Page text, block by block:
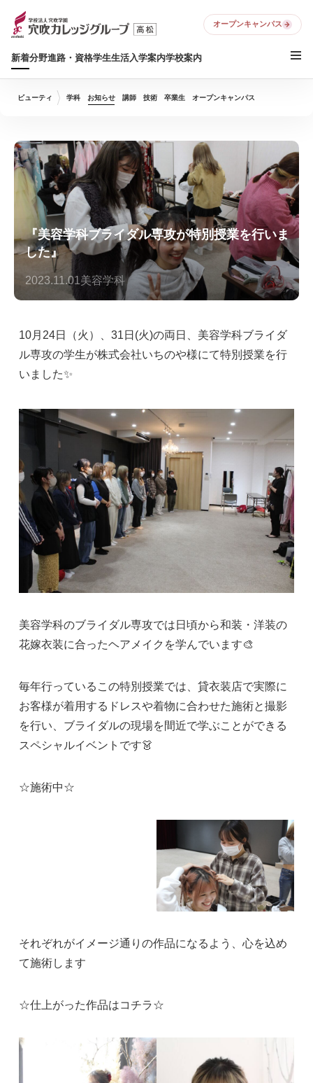
新着分野進路・資格学生生活入学案内学校案内
オープンキャンパス
ビューティ 学科 お知らせ 講師 技術 卒業生 オープンキャンパス
『美容学科ブライダル専攻が特別授業を行いま
した』
2023.11.01美容学科
10月24日（火）、31日(火)の両日、美容学科ブライダ
ル専攻の学生が株式会社いちのや様にて特別授業を行
いました✨
美容学科のブライダル専攻では日頃から和装・洋装の
花嫁衣装に合ったヘアメイクを学んでいます🎨
毎年行っているこの特別授業では、貸衣装店で実際に
お客様が着用するドレスや着物に合わせた施術と撮影
を行い、ブライダルの現場を間近で学ぶことができる
スペシャルイベントです👗
☆施術中☆
それぞれがイメージ通りの作品になるよう、心を込め
て施術します
☆仕上がった作品はコチラ☆